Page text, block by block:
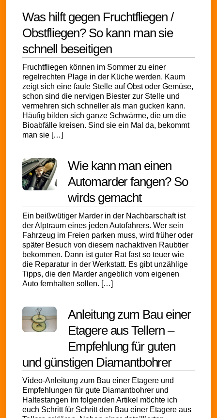
Was hilft gegen Fruchtfliegen /
Obstfliegen? So kann man sie
schnell beseitigen
Fruchtfliegen können im Sommer zu einer
regelrechten Plage in der Küche werden. Kaum
zeigt sich eine faule Stelle auf Obst oder Gemüse,
schon sind die nervigen Biester zur Stelle und
vermehren sich schneller als man gucken kann.
Häufig bilden sich ganze Schwärme, die um die
Bioabfälle kreisen. Sind sie ein Mal da, bekommt
man sie […]
Wie kann man einen
Automarder fangen? So
wirds gemacht
Ein beißwütiger Marder in der Nachbarschaft ist
der Alptraum eines jeden Autofahrers. Wer sein
Fahrzeug im Freien parken muss, wird früher oder
später Besuch von diesem nachaktiven Raubtier
bekommen. Dann ist guter Rat fast so teuer wie
die Reparatur in der Werkstatt. Es gibt unzählige
Tipps, die den Marder angeblich vom eigenen
Auto fernhalten sollen. […]
Anleitung zum Bau einer
Etagere aus Tellern –
Empfehlung für guten
und günstigen Diamantbohrer
Video-Anleitung zum Bau einer Etagere und
Empfehlungen für gute Diamantbohrer und
Haltestangen Im folgenden Artikel möchte ich
euch Schritt für Schritt den Bau einer Etagere aus